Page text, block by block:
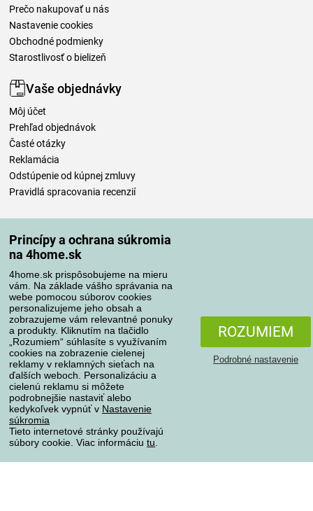
Princípy a ochrana súkromia
na 4home.sk
4home.sk prispôsobujeme na mieru
vám. Na základe vášho správania na
webe pomocou súborov cookies
personalizujeme jeho obsah a
zobrazujeme vám relevantné ponuky
a produkty. Kliknutím na tlačidlo
„Rozumiem“ súhlasíte s využívaním
cookies na zobrazenie cielenej
reklamy v reklamných sieťach na
ďalších weboch. Personalizáciu a
cielenú reklamu si môžete
podrobnejšie nastaviť alebo
kedykoľvek vypnúť v Nastavenie
súkromia
Tieto internetové stránky používajú
súbory cookie. Viac informáciu tu
ROZUMIEM
Podrobné nastavenie
Prečo nakupovať u nás
Nastavenie cookies
Obchodné podmienky
Starostlivosť o bielizeň
Vaše objednávky
Môj účet
Prehľad objednávok
Časté otázky
Reklamácia
Odstúpenie od kúpnej zmluvy
Pravidlá spracovania recenzií
Spôsoby platby
Spoľahlivý obchod